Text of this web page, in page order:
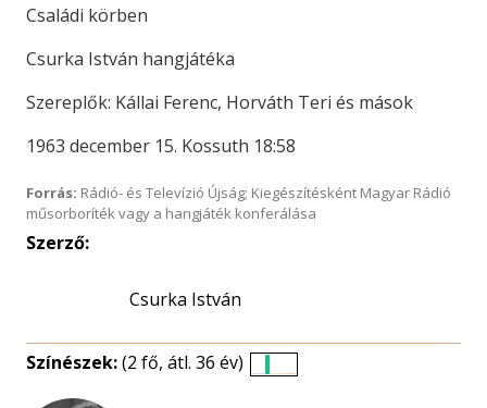
Családi körben
Csurka István hangjátéka
Szereplők: Kállai Ferenc, Horváth Teri és mások
1963 december 15. Kossuth 18:58
Forrás: Rádió- és Televízió Újság; Kiegészítésként Magyar Rádió
műsorboríték vagy a hangjáték konferálása
Szerző:
Csurka István
Színészek:(2 fő, átl. 36 év)